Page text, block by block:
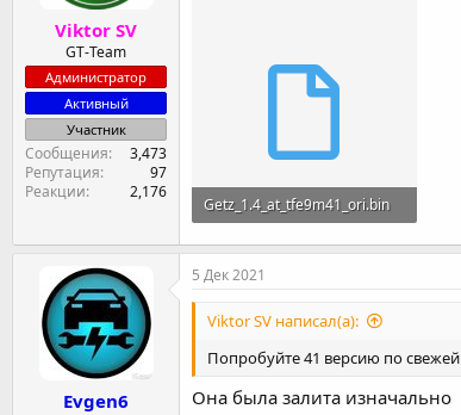
Viktor SV
GT-Team
Администратор
Активный
Участник
Сообщения
3,473
Репутация
97
Реакции
2,176
Getz_1.4_at_tfe9m41_ori.bin
512 KB · Просмотры: 8
Evgen6
5 Дек 2021
Viktor SV написал(а):
Попробуйте 41 версию по свежей
Она была залита изначально